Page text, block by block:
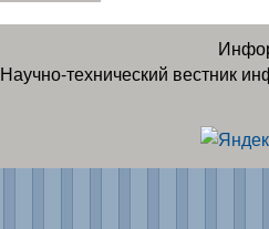
Научно-технический вестник